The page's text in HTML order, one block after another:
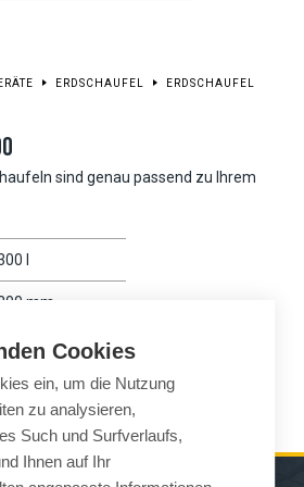
ERDSCHAUFEL
ERDSCHAUFEL
sind genau passend zu Ihrem
l
mm
kg Cookies
ein, um die Nutzung
zu analysieren,
Such und Surfverlaufs,
Ihnen auf Ihr